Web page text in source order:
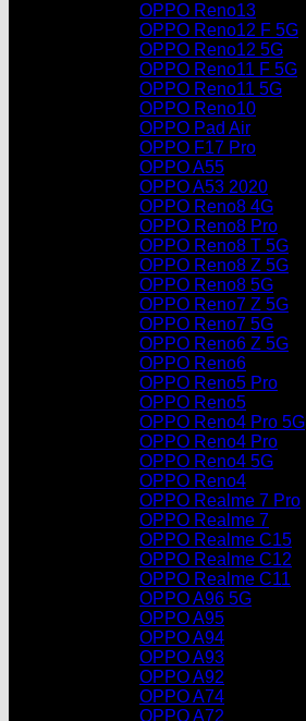
OPPO Reno13
OPPO Reno12 F 5G
OPPO Reno12 5G
OPPO Reno11 F 5G
OPPO Reno11 5G
OPPO Reno10
OPPO Pad Air
OPPO F17 Pro
OPPO A55
OPPO A53 2020
OPPO Reno8 4G
OPPO Reno8 Pro
OPPO Reno8 T 5G
OPPO Reno8 Z 5G
OPPO Reno8 5G
OPPO Reno7 Z 5G
OPPO Reno7 5G
OPPO Reno6 Z 5G
OPPO Reno6
OPPO Reno5 Pro
OPPO Reno5
OPPO Reno4 Pro 5G
OPPO Reno4 Pro
OPPO Reno4 5G
OPPO Reno4
OPPO Realme 7 Pro
OPPO Realme 7
OPPO Realme C15
OPPO Realme C12
OPPO Realme C11
OPPO A96 5G
OPPO A95
OPPO A94
OPPO A93
OPPO A92
OPPO A74
OPPO A72